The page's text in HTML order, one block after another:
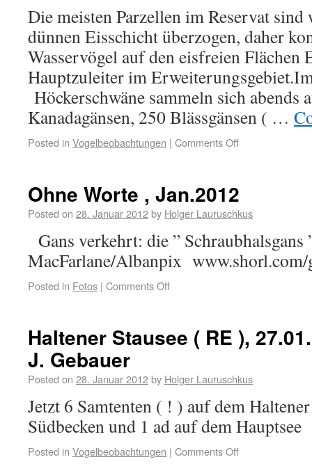
Die meisten Parzellen im Reservat
dünnen Eisschicht überzogen, daher
Wasservögel auf den eisfreien Flächen
Hauptzuleiter im
Höckerschwäne sammeln sich abends
Kanadagänsen, 250 Blässgänsen ( …
Posted in Vogelbeobachtungen | Comments Off
Ohne Worte , Jan.2012
Posted on 28. Januar 2012by Holger Lauruschkus
Gans verkehrt: die ”
MacFarlane/Albanpix
Posted in Fotos | Comments Off
Haltener Stausee ( RE ),
J. Gebauer
Posted on 28. Januar 2012by Holger Lauruschkus
Jetzt 6 Samtenten ( ! ) auf dem
Südbecken und 1 ad auf dem Hauptsee
Posted in Vogelbeobachtungen | Comments Off